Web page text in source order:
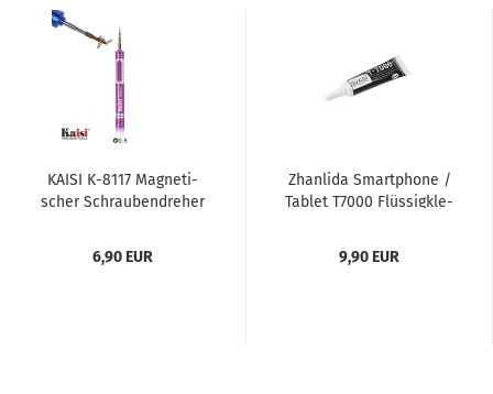
KAISI K-​8117 Ma­gne­ti­
scher Schrau­ben­dre­her
6,90 EUR
Zhan­li­da Smart­pho­ne /
Ta­blet T7000 Flüs­sig­kle­
9,90 EUR